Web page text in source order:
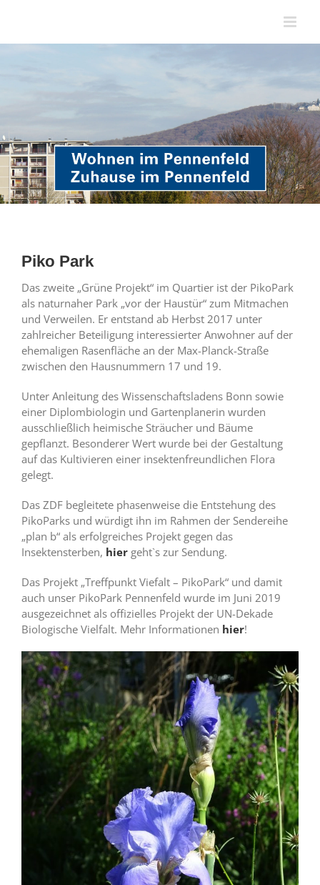
Piko Park
Das zweite „Grüne Projekt“ im Quartier ist der PikoPark
als naturnaher Park „vor der Haustür“ zum Mitmachen
und Verweilen. Er entstand ab Herbst 2017 unter
zahlreicher Beteiligung interessierter Anwohner auf der
ehemaligen Rasenfläche an der Max-Planck-Straße
zwischen den Hausnummern 17 und 19.
Unter Anleitung des Wissenschaftsladens Bonn sowie
einer Diplombiologin und Gartenplanerin wurden
ausschließlich heimische Sträucher und Bäume
gepflanzt. Besonderer Wert wurde bei der Gestaltung
auf das Kultivieren einer insektenfreundlichen Flora
gelegt.
Das ZDF begleitete phasenweise die Entstehung des
PikoParks und würdigt ihn im Rahmen der Sendereihe
„plan b“ als erfolgreiches Projekt gegen das
Insektensterben, hier geht`s zur Sendung.
Das Projekt „Treffpunkt Viefalt – PikoPark“ und damit
auch unser PikoPark Pennenfeld wurde im Juni 2019
ausgezeichnet als offizielles Projekt der UN-Dekade
Biologische Vielfalt. Mehr Informationen hier!